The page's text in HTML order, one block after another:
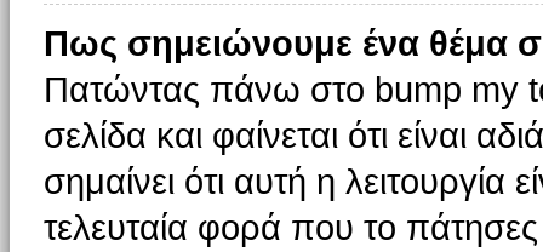
Πως σημειώνουμε ένα θέμα
Πατώντας πάνω στο bump my
σελίδα και φαίνεται ότι είναι
σημαίνει ότι αυτή η λειτουργία
τελευταία φορά που το πάτησες